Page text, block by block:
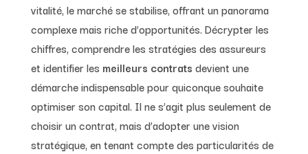
vitalité, le marché se stabilise, offrant un panorama
complexe mais riche d’opportunités. Décrypter les
chiffres, comprendre les stratégies des assureurs
et identifier les meilleurs contrats devient une
démarche indispensable pour quiconque souhaite
optimiser son capital. Il ne s’agit plus seulement de
choisir un contrat, mais d’adopter une vision
stratégique, en tenant compte des particularités de